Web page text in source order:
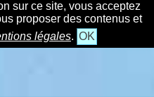
sur ce site, vous acceptez
proposer des contenus et
légales. OK